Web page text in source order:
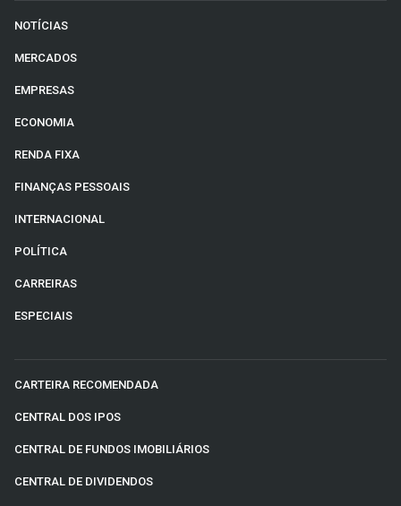
NOTÍCIAS
MERCADOS
EMPRESAS
ECONOMIA
RENDA FIXA
FINANÇAS PESSOAIS
INTERNACIONAL
POLÍTICA
CARREIRAS
ESPECIAIS
CARTEIRA RECOMENDADA
CENTRAL DOS IPOS
CENTRAL DE FUNDOS IMOBILIÁRIOS
CENTRAL DE DIVIDENDOS